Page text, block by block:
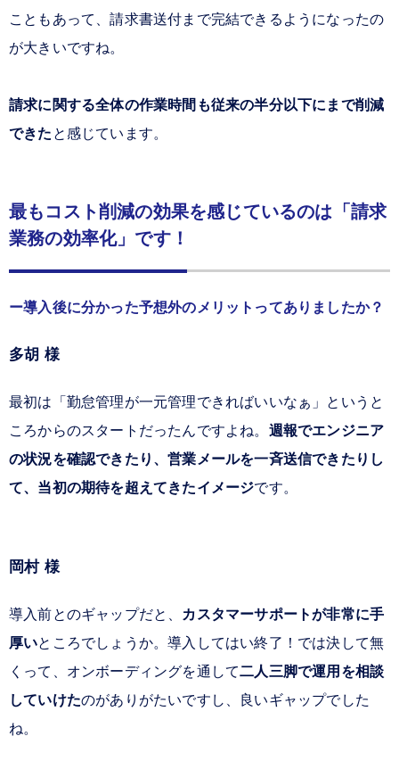
こともあって、請求書送付まで完結できるようになったの
が大きいですね。
請求に関する全体の作業時間も従来の半分以下にまで削減
できた と感じています。
最もコスト削減の効果を感じているのは「請求
業務の効率化」です！
導入後に分かった予想外のメリットってありましたか？
多胡 様
最初は「勤怠管理が一元管理できればいいなぁ」というと
ころからのスタートだったんですよね。 週報でエンジニア
の状況を確認できたり、営業メールを一斉送信できたりし
て、当初の期待を超えてきたイメージです。
岡村 様
導入前とのギャップだと、 カスタマーサポートが非常に手
厚いところでしょうか。導入してはい終了！では決して無
くって、オンボーディングを通して二人三脚で運用を相談
していけたのがありがたいですし、良いギャップでした
ね。